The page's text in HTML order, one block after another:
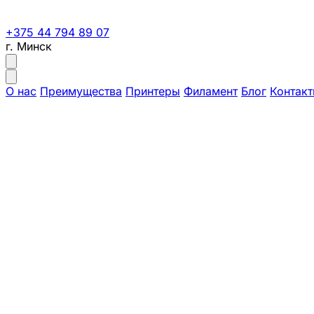
+375 44 794 89 07
г. Минск
О нас Преимущества Принтеры Филамент Блог